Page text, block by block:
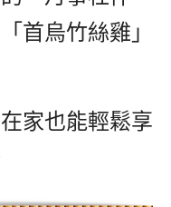
首烏竹絲雞」
家也能輕鬆享